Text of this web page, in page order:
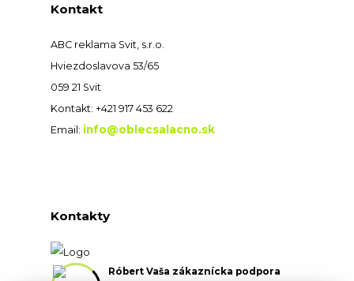
Kontakt
ABC reklama Svit, s.r.o.
Hviezdoslavova 53/65
059 21 Svit
Kontakt: +421 917 453 622
Email: info@oblecsalacno.sk
Kontakty
Róbert Vaša zákaznícka podpora